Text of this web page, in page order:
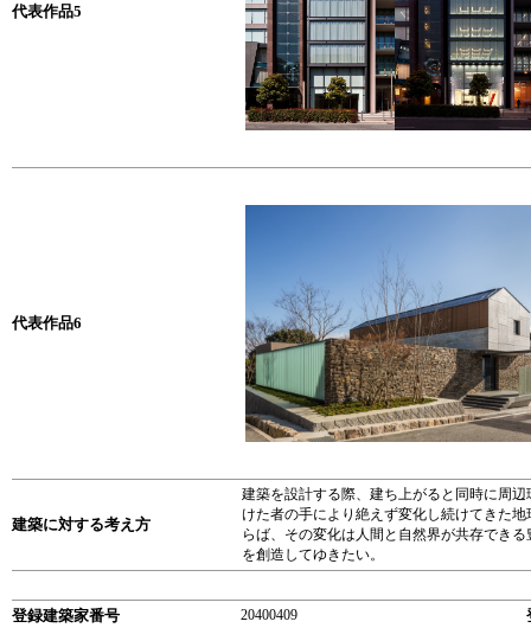
代表作品5
代表作品6
建築に対する考え方
建築を設計する際、建ち上がると同時に周
けた者の手により絶えず変化し続けてきた
らば、その変化は人間と自然界が共存でき
を創造してゆきたい。
登録建築家番号 20400409